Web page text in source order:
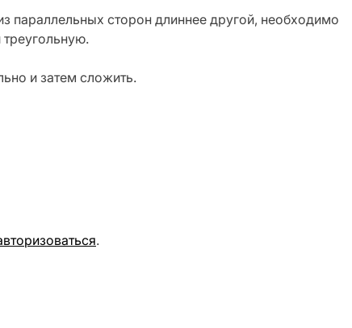
параллельных сторон длиннее другой, необходимо
и затем сложить.
.